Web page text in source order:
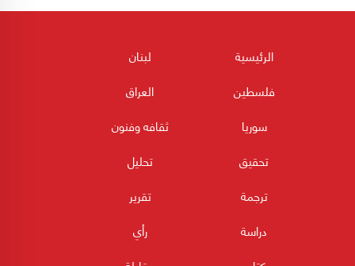
الرئيسية
لبنان
فلسطين
العراق
سوريا
ثقافه وفنون
تحقيق
تحليل
ترجمة
تقرير
دراسة
رأي